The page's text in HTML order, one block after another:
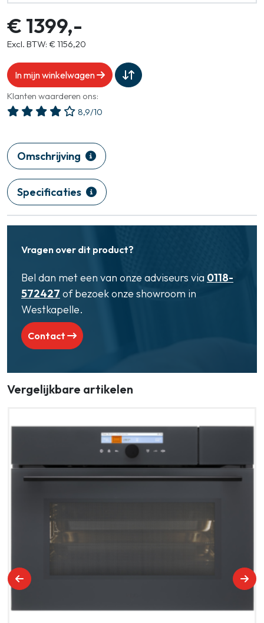
€ 1399,-
Excl. BTW: € 1156,20
In mijn winkelwagen
Klanten waarderen ons:
8,9/10
Omschrijving
Specificaties
Vragen over dit product?
Bel dan met een van onze adviseurs via 0118-
572427 of bezoek onze showroom in
Westkapelle.
Contact
Vergelijkbare artikelen